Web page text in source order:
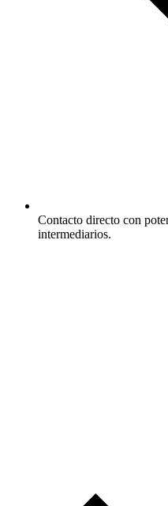
Contacto directo con
intermediarios.